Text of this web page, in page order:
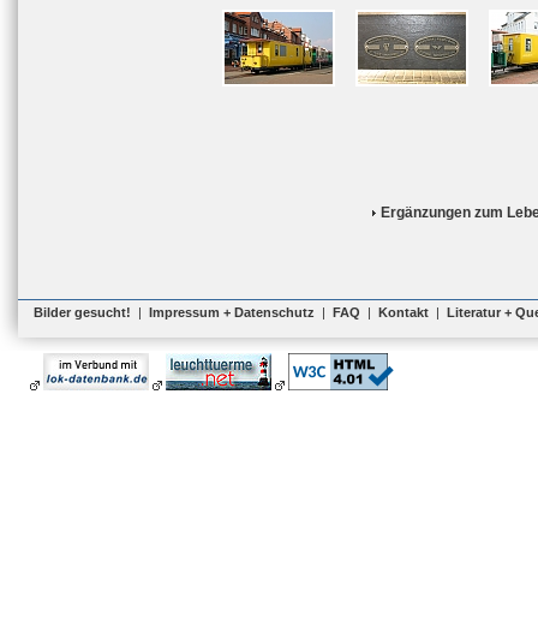
Ergänzungen zum
Bilder gesucht! | Impressum + Datenschutz | FAQ | Kontakt | Literatur +